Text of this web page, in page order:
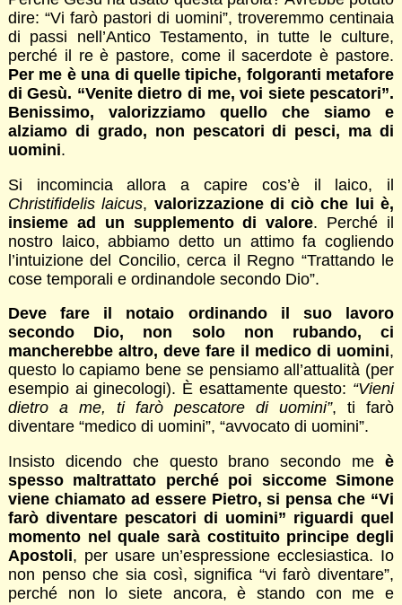
dire: “Vi farò pastori di uomini”, troveremmo centinaia
di passi nell’Antico Testamento, in tutte le culture,
perché il re è pastore, come il sacerdote è pastore.
Per me è una di quelle tipiche, folgoranti metafore
di Gesù. “Venite dietro di me, voi siete pescatori”.
Benissimo, valorizziamo quello che siamo e
alziamo di grado, non pescatori di pesci, ma di
uomini.
Si incomincia allora a capire cos’è il laico, il
Christifidelis laicus, valorizzazione di ciò che lui è,
insieme ad un supplemento di valore. Perché il
nostro laico, abbiamo detto un attimo fa cogliendo
l’intuizione del Concilio, cerca il Regno “Trattando le
cose temporali e ordinandole secondo Dio”.
Deve fare il notaio ordinando il suo lavoro
secondo Dio, non solo non rubando, ci
mancherebbe altro, deve fare il medico di uomini,
questo lo capiamo bene se pensiamo all’attualità (per
esempio ai ginecologi). È esattamente questo: “Vieni
dietro a me, ti farò pescatore di uomini”, ti farò
diventare “medico di uomini”, “avvocato di uomini”.
Insisto dicendo che questo brano secondo meè
spesso maltrattato perché poi siccome Simone
viene chiamato ad essere Pietro, si pensa che “Vi
farò diventare pescatori di uomini” riguardi quel
momento nel quale sarà costituito principe degli
Apostoli, per usare un’espressione ecclesiastica. Io
non penso che sia così, significa “vi farò diventare”,
perché non lo siete ancora, è stando con me e